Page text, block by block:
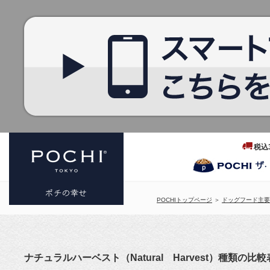
ドッグフー
税込
POCHIトップページ ＞ ドッグフード主
ナチュラルハーベスト（Natural Harvest）種類の比較